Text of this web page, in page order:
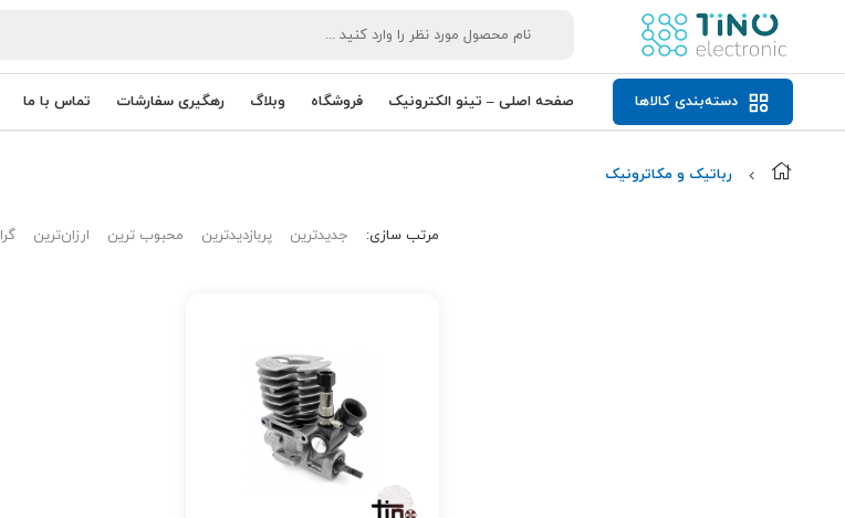
دسته‌بندی کالاها صفحه اصلی – تینو الکترونیک فروشگاه وبلاگ رهگیری سفارشات تماس با ما
رباتیک و مکاترونیک
مرتب‌ سازی: جدیدترین پربازدیدترین محبوب ترین ارزان‌ترین